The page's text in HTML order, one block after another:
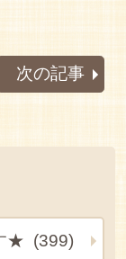
次の記事
★ (399)